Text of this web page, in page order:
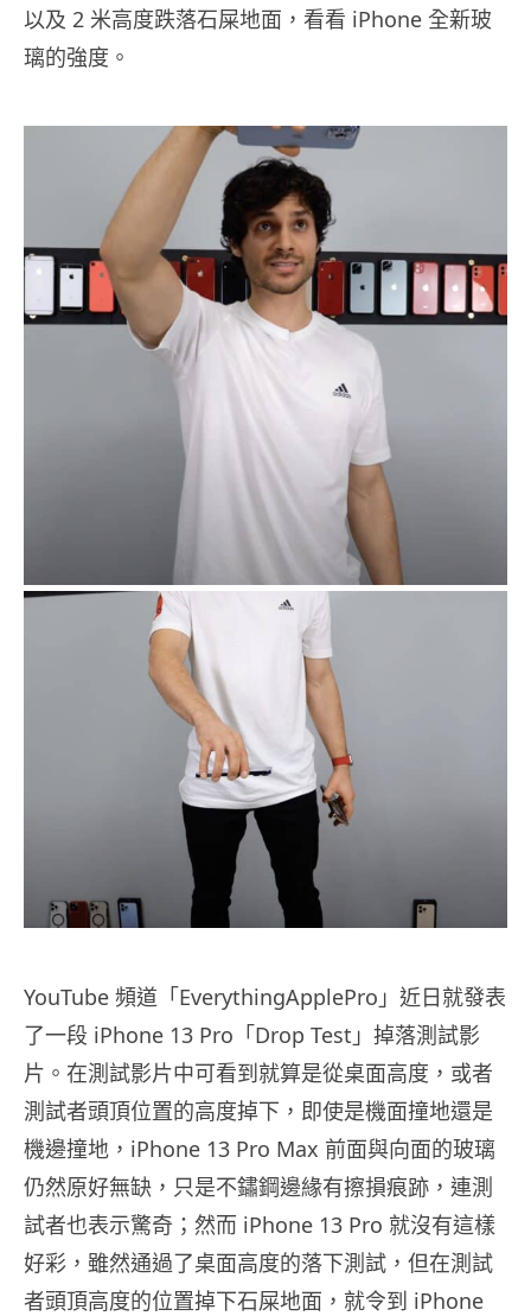
以及 2 米高度跌落石屎地面，看看 iPhone 全新玻
璃的強度。
YouTube 頻道「EverythingApplePro」近日就發表
了一段 iPhone 13 Pro「Drop Test」掉落測試影
片。在測試影片中可看到就算是從桌面高度，或者
測試者頭頂位置的高度掉下，即使是機面撞地還是
機邊撞地，iPhone 13 Pro Max 前面與向面的玻璃
仍然原好無缺，只是不鏽鋼邊緣有擦損痕跡，連測
試者也表示驚奇；然而 iPhone 13 Pro 就沒有這樣
好彩，雖然通過了桌面高度的落下測試，但在測試
者頭頂高度的位置掉下石屎地面，就令到 iPhone